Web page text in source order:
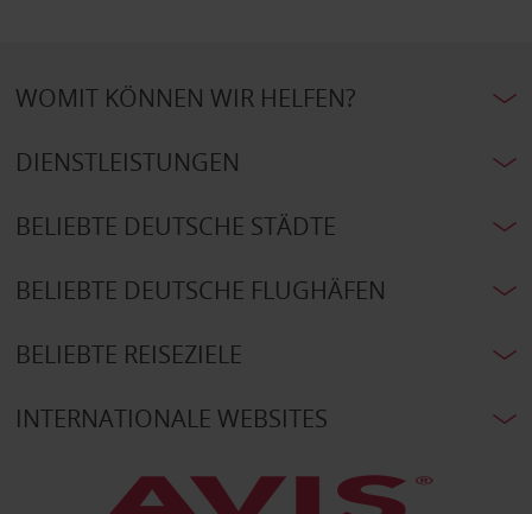
WOMIT KÖNNEN WIR HELFEN?
DIENSTLEISTUNGEN
BELIEBTE DEUTSCHE STÄDTE
BELIEBTE DEUTSCHE FLUGHÄFEN
BELIEBTE REISEZIELE
INTERNATIONALE WEBSITES